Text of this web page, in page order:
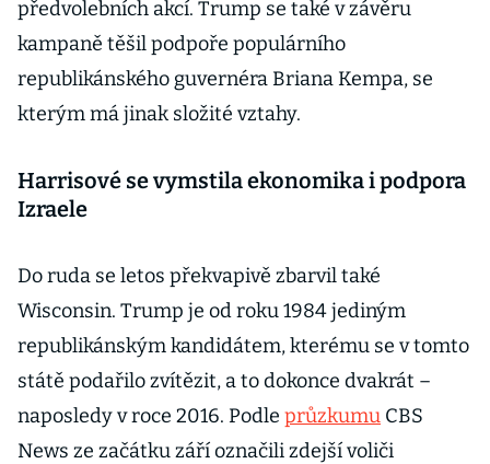
předvolebních akcí. Trump se také v závěru
kampaně těšil podpoře populárního
republikánského guvernéra Briana Kempa, se
kterým má jinak složité vztahy.
Harrisové se vymstila ekonomika i podpora
Izraele
Do ruda se letos překvapivě zbarvil také
Wisconsin. Trump je od roku 1984 jediným
republikánským kandidátem, kterému se v tomto
státě podařilo zvítězit, a to dokonce dvakrát –
naposledy v roce 2016. Podle průzkumu CBS
News ze začátku září označili zdejší voliči